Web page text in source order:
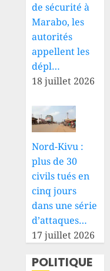
de sécurité à
Marabo, les
autorités
appellent les
dépl…
18 juillet 2026
Nord-Kivu :
plus de 30
civils tués en
cinq jours
dans une série
d’attaques…
17 juillet 2026
POLITIQUE